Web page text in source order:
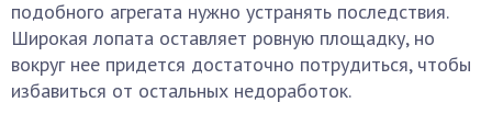
подобного агрегата нужно устранять последствия.
Широкая лопата оставляет ровную площадку, но
вокруг нее придется достаточно потрудиться, чтобы
избавиться от остальных недоработок.